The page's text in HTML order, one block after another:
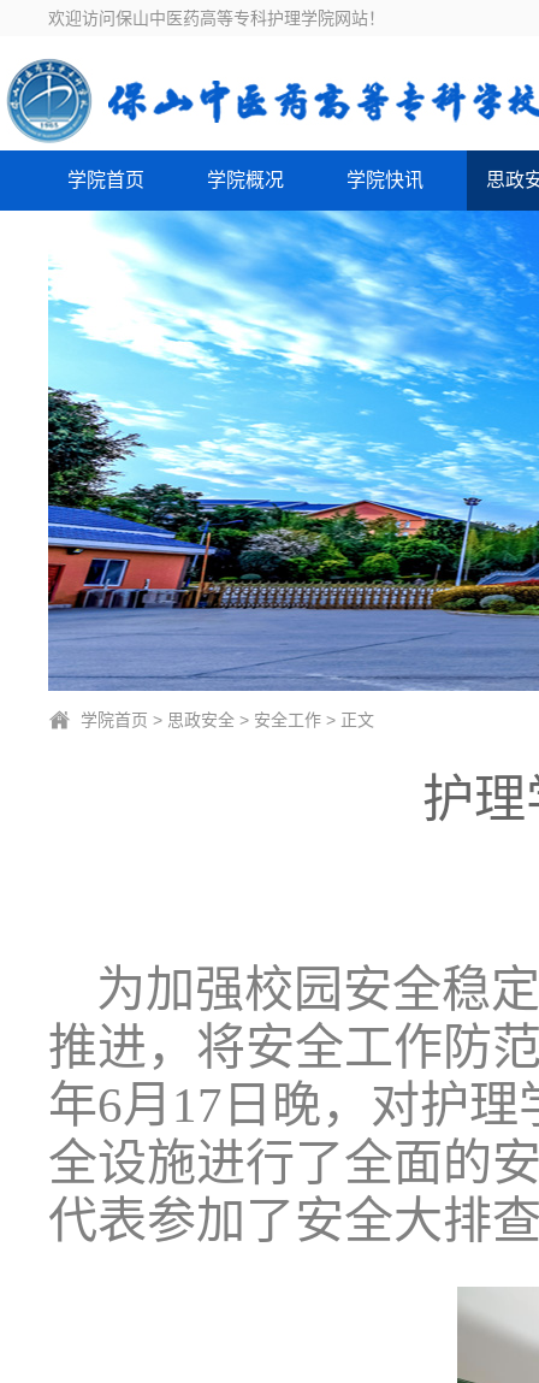
欢迎访问保山中医药高等专科护理学院网站！
学院首页 学院概况 学院快讯 思政
学院首页 > 思政安全 > 安全工作 > 正文
护
为加强校园安全稳
推进，将安全工作防
年6月 17 日 晚，对护理
全设施进行了全面的
代表参加了安全大排